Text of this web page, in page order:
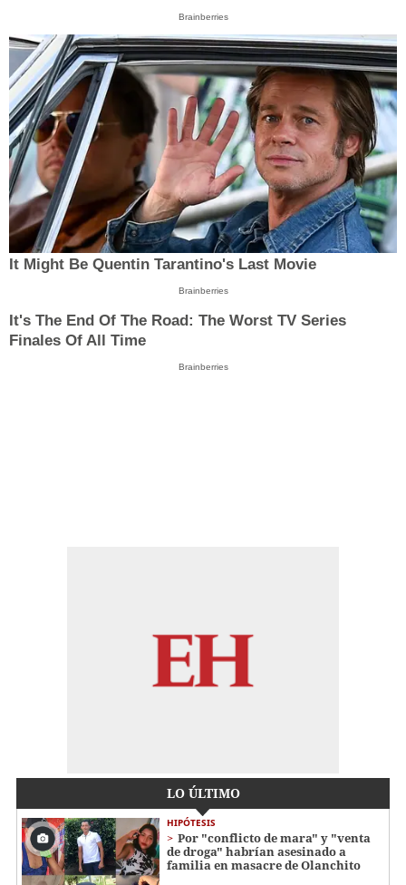
Brainberries
It Might Be Quentin Tarantino's Last Movie
Brainberries
It's The End Of The Road: The Worst TV Series
Finales Of All Time
Brainberries
LO ÚLTIMO
HIPÓTESIS
Por "conflicto de mara" y "venta
de droga" habrían asesinado a
familia en masacre de Olanchito